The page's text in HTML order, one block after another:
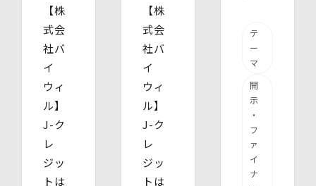
【株
式会
社バ
イ
ウィ
ル】
J-ク
レ
ジッ
トは
【株
式会
社バ
イ
ウィ
ル】
J-ク
レ
ジッ
トは
テ
ー
マ
開
示
・
フ
ァ
イ
ナ